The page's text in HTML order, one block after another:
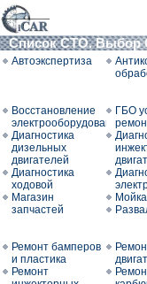
Список СТО. Выбор
Автоэкспертиза
Восстановление
электрооборудования
ГБО
Диагностика
дизельных
двигателей
Диагностика
ходовой
Магазин
запчастей
Мойка
Ремонт бамперов
и пластика
Ремонт